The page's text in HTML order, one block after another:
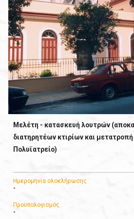
Μελέτη - κατασκευή λουτρών
διατηρητέων κτιρίων και
Πολυϊατρείο)
Ημερομηνία ολοκλήρωσης
-
Προϋπολογισμός
-